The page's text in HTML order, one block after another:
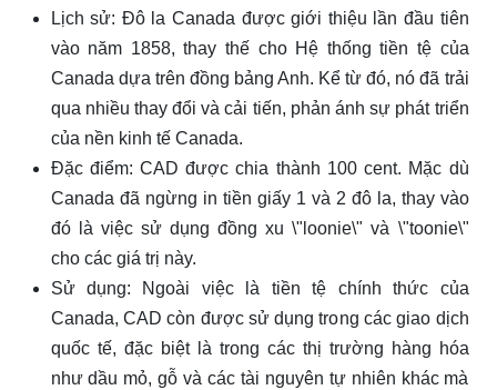
Lịch sử: Đô la Canada được giới thiệu lần đầu tiên
vào năm 1858, thay thế cho Hệ thống tiền tệ của
Canada dựa trên đồng bảng Anh. Kể từ đó, nó đã trải
qua nhiều thay đổi và cải tiến, phản ánh sự phát triển
của nền kinh tế Canada.
Đặc điểm: CAD được chia thành 100 cent. Mặc dù
Canada đã ngừng in tiền giấy 1 và 2 đô la, thay vào
đó là việc sử dụng đồng xu \"loonie\" và \"toonie\"
cho các giá trị này.
Sử dụng: Ngoài việc là tiền tệ chính thức của
Canada, CAD còn được sử dụng trong các giao dịch
quốc tế, đặc biệt là trong các thị trường hàng hóa
như dầu mỏ, gỗ và các tài nguyên tự nhiên khác mà